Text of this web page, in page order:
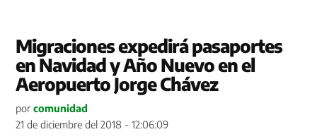
Migraciones expedirá pasaportes
en Navidad y Año Nuevo en el
Aeropuerto Jorge Chávez
por comunidad
21 de diciembre del 2018 - 12:06:09